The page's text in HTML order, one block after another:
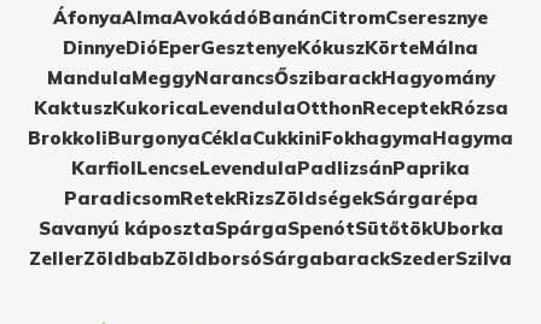
ÁfonyaAlmaAvokádóBanánCitromCseresznye
DinnyeDióEperGesztenyeKókuszKörteMálna
MandulaMeggyNarancsŐszibarackHagyomány
KaktuszKukoricaLevendulaOtthonReceptekRózsa
BrokkoliBurgonyaCéklaCukkiniFokhagymaHagyma
KarfiolLencseLevendulaPadlizsánPaprika
ParadicsomRetekRizsZöldségekSárgarépa
Savanyú káposztaSpárgaSpenótSütőtökUborka
ZellerZöldbabZöldborsóSárgabarackSzederSzilva